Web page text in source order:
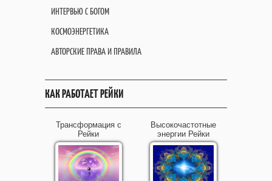
ИНТЕРВЬЮ С БОГОМ
КОСМОЭНЕРГЕТИКА
АВТОРСКИЕ ПРАВА И ПРАВИЛА
КАК РАБОТАЕТ РЕЙКИ
Трансформация с
Рейки
Высокочастотные
энергии Рейки